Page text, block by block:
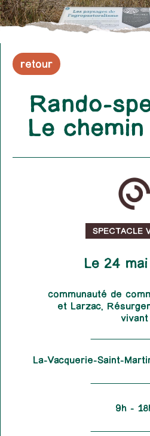
retour
Rando-
Le chemin
SPECTACLE
Le 24
communauté de
et Larzac,
vivant
La-Vacquerie-Saint-
9h –